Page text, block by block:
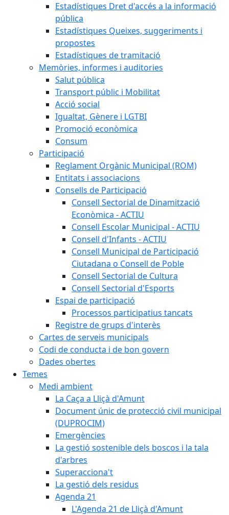
Estadístiques Dret d'accés a la informació
pública
Estadístiques Queixes, suggeriments i
propostes
Estadístiques de tramitació
Memòries, informes i auditories
Salut pública
Transport públic i Mobilitat
Acció social
Igualtat, Gènere i LGTBI
Promoció econòmica
Consum
Participació
Reglament Orgànic Municipal (ROM)
Entitats i associacions
Consells de Participació
Consell Sectorial de Dinamització
Econòmica - ACTIU
Consell Escolar Municipal - ACTIU
Consell d'Infants - ACTIU
Consell Municipal de Participació
Ciutadana o Consell de Poble
Consell Sectorial de Cultura
Consell Sectorial d'Esports
Espai de participació
Processos participatius tancats
Registre de grups d'interès
Cartes de serveis municipals
Codi de conducta i de bon govern
Dades obertes
Temes
Medi ambient
La Caça a Lliçà d'Amunt
Document únic de protecció civil municipal
(DUPROCIM)
Emergències
La gestió sostenible dels boscos i la tala
d'arbres
Superacciona't
La gestió dels residus
Agenda 21
L'Agenda 21 de Lliçà d'Amunt